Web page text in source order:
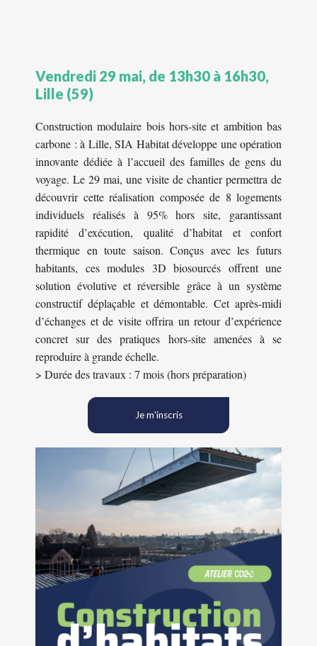
Vendredi 29 mai, de 13h30 à 16h30,
Lille (59)
Construction modulaire bois hors-site et ambition bas
carbone : à Lille, SIA Habitat développe une opération
innovante dédiée à l’accueil des familles de gens du
voyage. Le 29 mai, une visite de chantier permettra de
découvrir cette réalisation composée de 8 logements
individuels réalisés à 95% hors site, garantissant
rapidité d’exécution, qualité d’habitat et confort
thermique en toute saison. Conçus avec les futurs
habitants, ces modules 3D biosourcés offrent une
solution évolutive et réversible grâce à un système
constructif déplaçable et démontable. Cet après-midi
d’échanges et de visite offrira un retour d’expérience
concret sur des pratiques hors-site amenées à se
reproduire à grande échelle.
> Durée des travaux : 7 mois (hors préparation)
Je m'inscris